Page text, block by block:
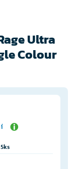
Ultra
Colour
5ks